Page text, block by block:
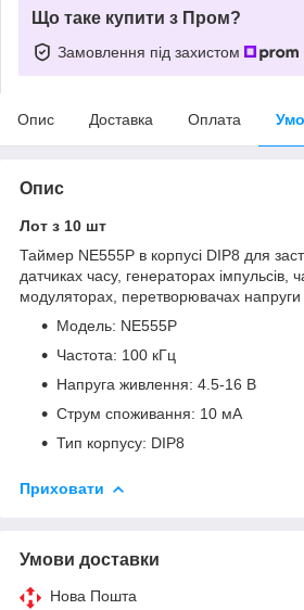
Що таке купити з Пром?
Замовлення під захистом
Опис Доставка Оплата
Опис
Лот з 10 шт
Таймер NE555P в корпусі DIP8 для
датчиках часу, генераторах імпульсів,
модуляторах, перетворювачах напруги
Модель: NE555P
Частота: 100 кГц
Напруга живлення: 4.5-16 В
Струм споживання: 10 мА
Тип корпусу: DIP8
Приховати
Умови доставки
Нова Пошта